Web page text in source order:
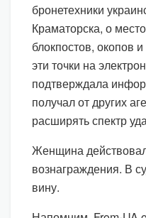
бронетехники
Краматорска, о
блокпостов, окопов
эти точки на
подтверждала
получал от других
расширять спектр
Женщина
вознаграждения. В
вину.